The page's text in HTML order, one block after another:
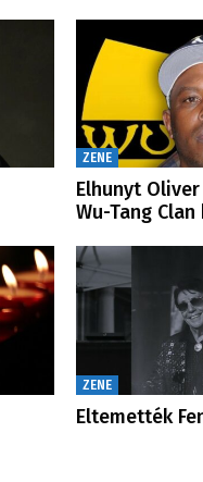
ZENE
Elhunyt
Wu-Tang
ZENE
Eltemették